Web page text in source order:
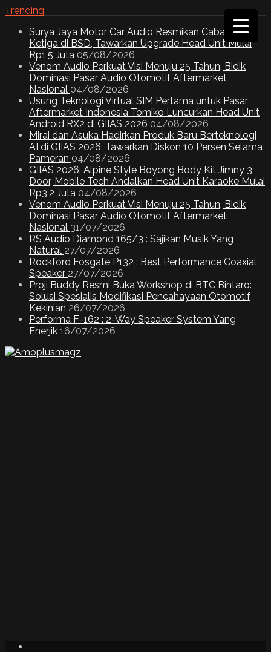
Trending
Surya Jaya Motor Car Audio Resmikan Cabang
Ketiga di BSD, Tawarkan Upgrade Head Unit Mulai
Rp1,5 Juta 05/08/2026
Venom Audio Perkuat Visi Menuju 25 Tahun, Bidik
Dominasi Pasar Audio Otomotif Aftermarket
Nasional 04/08/2026
Usung Teknologi Virtual SIM Pertama untuk Pasar
Aftermarket Indonesia Tomiko Luncurkan Head Unit
Android RX2 di GIIAS 2026 04/08/2026
Mirai dan Asuka Hadirkan Produk Baru Berteknologi
AI di GIIAS 2026, Tawarkan Diskon 10 Persen Selama
Pameran 04/08/2026
GIIAS 2026: Alpine Style Boyong Body Kit Jimny 3
Door, Mobile Tech Andalkan Head Unit Karaoke Mulai
Rp3,2 Juta 04/08/2026
Venom Audio Perkuat Visi Menuju 25 Tahun, Bidik
Dominasi Pasar Audio Otomotif Aftermarket
Nasional 31/07/2026
RS Audio Diamond 165/3 : Sajikan Musik Yang
Natural 27/07/2026
Rockford Fosgate P132 : Best Performance Coaxial
Speaker 27/07/2026
Proji Buddy Resmi Buka Workshop di BTC Bintaro:
Solusi Spesialis Modifikasi Pencahayaan Otomotif
Kekinian 26/07/2026
Performa F-162 : 2-Way Speaker System Yang
Enerjik 16/07/2026